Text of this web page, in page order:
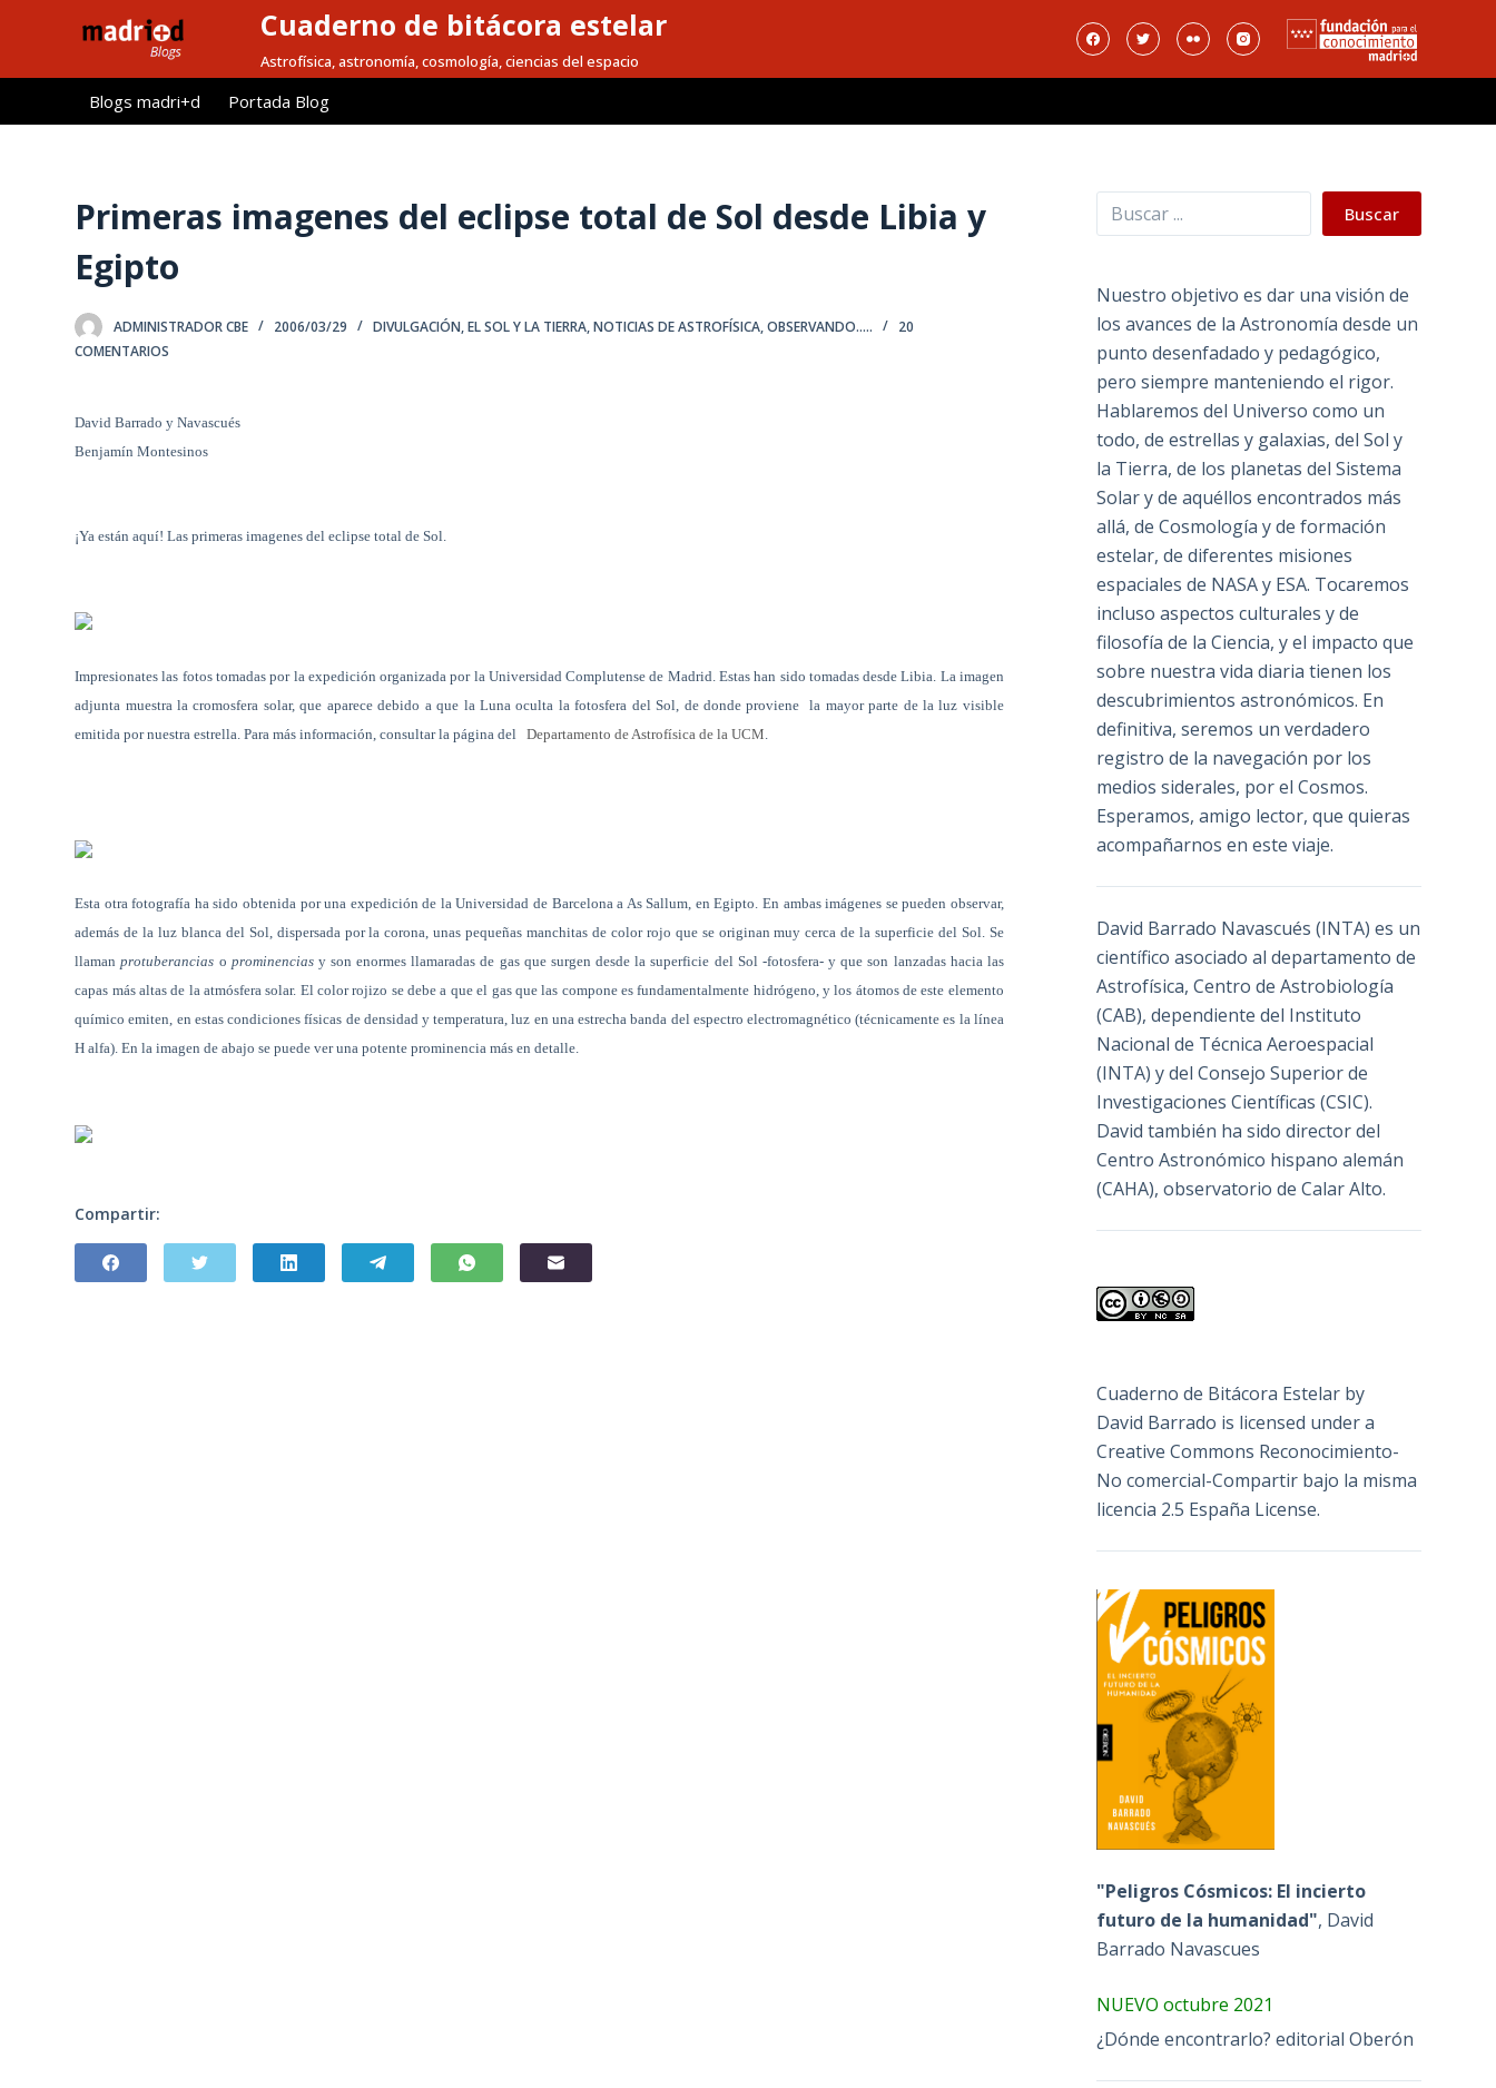
l
Cuaderno de bitácora estelar
Astrofísica, astronomía, cosmología, ciencias del espacio
Blogs madri+d Portada Blog
Primeras imagenes del eclipse total de Sol desde Libia y
Egipto
ADMINISTRADOR CBE 2006/03/29 DIVULGACIÓN,EL SOL Y LA TIERRA,NOTICIAS DE ASTROFÍSICA,OBSERVANDO.....
20
COMENTARIOS
David Barrado y Navascués
Benjamín Montesinos
¡Ya están aquí! Las primeras imagenes del eclipse total de Sol.
Impresionates las fotos tomadas por la expedición organizada por la Universidad Complutense de Madrid.Estas han sido tomadas desde Libia. La imagen
adjunta muestra la cromosfera solar, que aparece debido a que la Luna oculta la fotosfera del Sol, de donde provienela mayor parte de la luz visible
emitida por nuestra estrella. Para más información, consultar la página delDepartamento de Astrofísica de la UCM.
Esta otra fotografía ha sido obtenida por una expedición de la Universidad de Barcelona a As Sallum, en Egipto. En ambas imágenes se pueden observar,
además de la luz blanca del Sol, dispersada por la corona, unas pequeñas manchitas de color rojo que se originan muy cerca de la superficie del Sol. Se
llamanprotuberancias o prominenciasy son enormes llamaradas de gas que surgen desde la superficie del Sol -fotosfera- y que son lanzadas hacia las
capas más altas de la atmósfera solar. El color rojizo se debe a que el gas que las compone es fundamentalmente hidrógeno, y los átomos de este elemento
químico emiten, en estas condiciones físicas de densidad y temperatura, luz en una estrecha banda del espectro electromagnético (técnicamente es la línea
H alfa). En la imagen de abajo se puede ver una potente prominencia más en detalle.
Compartir:
Buscar Buscar
Nuestro objetivo es dar una visión de
los avances de la Astronomía desde un
punto desenfadado y pedagógico,
pero siempre manteniendo el rigor.
Hablaremos del Universo como un
todo, de estrellas y galaxias, del Sol y
la Tierra, de los planetas del Sistema
Solar y de aquéllos encontrados más
allá, de Cosmología y de formación
estelar, de diferentes misiones
espaciales de NASA y ESA. Tocaremos
incluso aspectos culturales y de
filosofía de la Ciencia, y el impacto que
sobre nuestra vida diaria tienen los
descubrimientos astronómicos. En
definitiva, seremos un verdadero
registro de la navegación por los
medios siderales, por el Cosmos.
Esperamos, amigo lector, que quieras
acompañarnos en este viaje.
David Barrado Navascués (INTA) es un
científico asociado al departamento de
Astrofísica, Centro de Astrobiología
(CAB), dependiente del Instituto
Nacional de Técnica Aeroespacial
(INTA) y del Consejo Superior de
Investigaciones Científicas (CSIC).
David también ha sido director del
Centro Astronómico hispano alemán
(CAHA), observatorio de Calar Alto.
Cuaderno de Bitácora Estelar by
David Barrado is licensed under a
Creative Commons Reconocimiento-
No comercial-Compartir bajo la misma
licencia 2.5 España License.
"Peligros Cósmicos: El incierto
futuro de la humanidad", David
Barrado Navascues
NUEVO octubre 2021
¿Dónde encontrarlo? editorial Oberón